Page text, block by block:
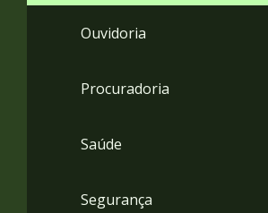
Ouvidoria
Procuradoria
Saúde
Segurança